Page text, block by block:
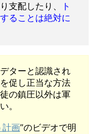
支配したり、
ト
ることは絶対に
ターと認識され
促し正当な方法
の鎮圧以外は軍
。
計画”のビデオで明